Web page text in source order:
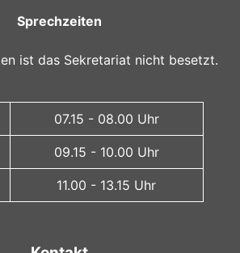
Sprechzeiten
ist das Sekretariat nicht besetzt.
07.15 - 08.00 Uhr
09.15 - 10.00 Uhr
11.00 - 13.15 Uhr